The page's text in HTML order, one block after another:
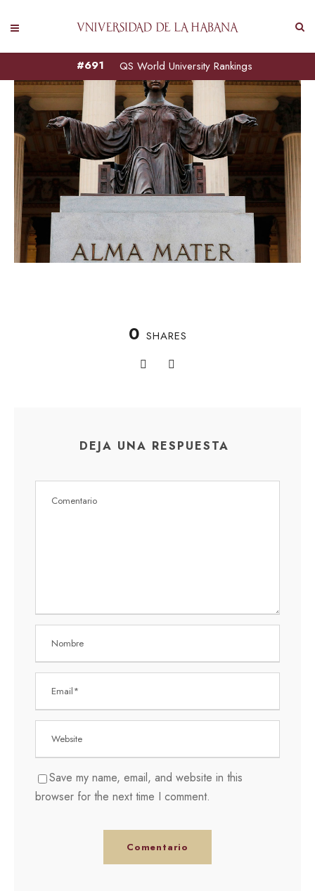
QS World University Rankings
#691
0 SHARES
DEJA UNA RESPUESTA
Save my name, email, and website in this
browser for the next time I comment.